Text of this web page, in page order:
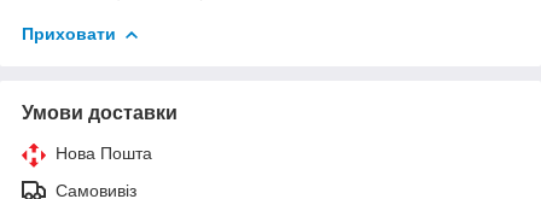
Приховати
Умови доставки
Нова Пошта
Самовивіз